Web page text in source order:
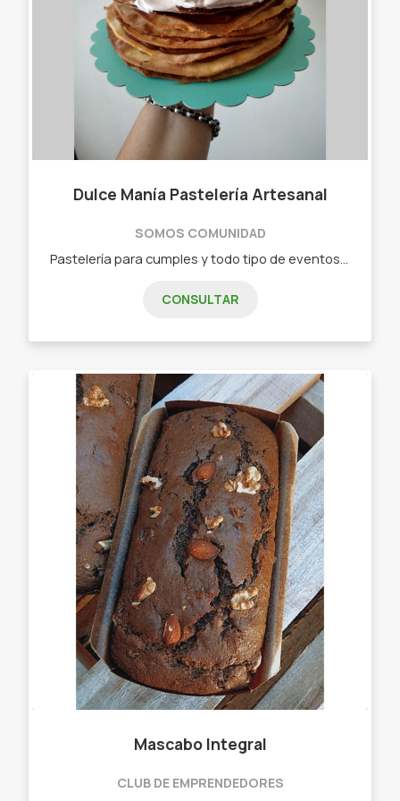
Dulce Manía Pastelería Artesanal
SOMOS COMUNIDAD
CONSULTAR
Mascabo Integral
CLUB DE EMPRENDEDORES